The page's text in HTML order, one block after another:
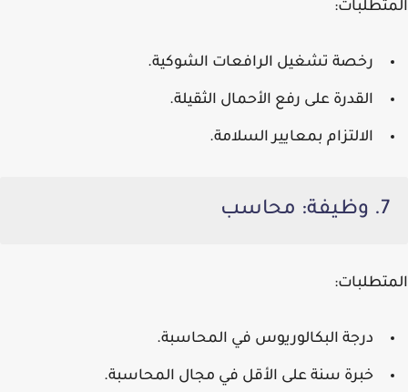
المتطلبات:
رخصة تشغيل الرافعات الشوكية.
القدرة على رفع الأحمال الثقيلة.
الالتزام بمعايير السلامة.
7. وظيفة: محاسب
المتطلبات:
درجة البكالوريوس في المحاسبة.
خبرة سنة على الأقل في مجال المحاسبة.